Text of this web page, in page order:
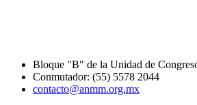
Bloque "B" de la Unidad de
Conmutador: (55) 5578 2044
contacto@anmm.org.mx